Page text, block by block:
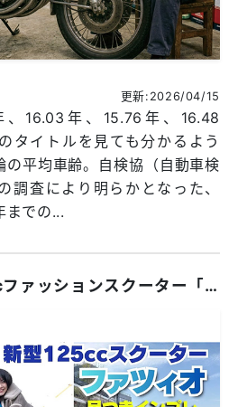
更新:2026/04/15
、16.03年、15.76年、16.48
タイトルを見ても分かるよう
の平均車齢。自検協（自動車検
調査により明らかとなった、
での...
ヤマハ新型125ccファッションスクーター「ファツィオ」足つきインプレ！ デザイン◎ 実用性も◎